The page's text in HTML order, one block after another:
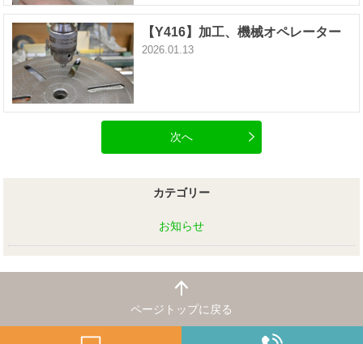
【Y416】加工、機械オペレーター
2026.01.13
次へ
カテゴリー
お知らせ
ページトップに戻る